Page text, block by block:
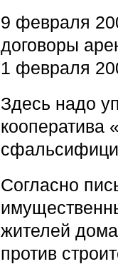
9 февраля
договоры
1 февраля
Здесь надо
кооператива
Согласно
жителей
против